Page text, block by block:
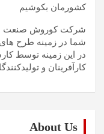
کشورمان بکوشیم
شرکت کوروش صنعت
شما در زمینه طرح های
در این زمینه توسط
کارآفرینان و
About Us